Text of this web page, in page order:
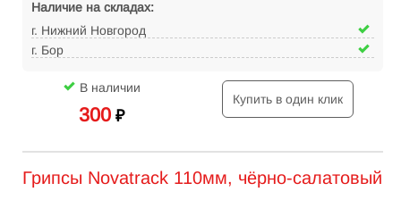
Наличие на складах:
г. Нижний Новгород
г. Бор
В наличии
300 ₽
Купить в один клик
Грипсы Novatrack 110мм, чёрно-салатовый